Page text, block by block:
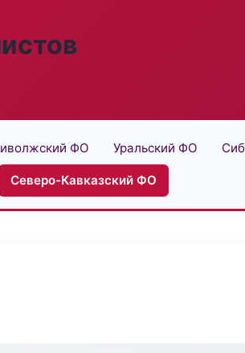
ФО Уральский ФО
Северо-Кавказский ФО